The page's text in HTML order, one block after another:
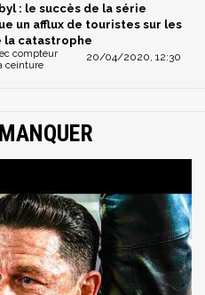
: le succès de la série
un afflux de touristes sur les
la catastrophe
20/04/2020, 12:30
compteur
ceinture